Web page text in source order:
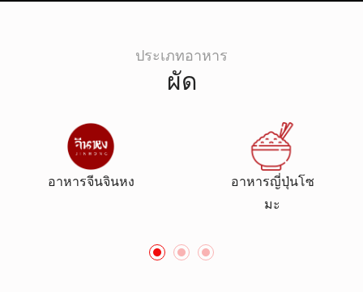
ประเภทอาหาร
ผัด
อาหารจีนจินหง
อาหารญี่ปุ่นโซ
มะ